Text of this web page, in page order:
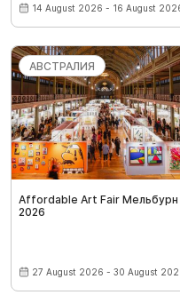
14 August 2026 - 16 August
АВСТРАЛИЯ
Affordable Art Fair Мельбурн
2026
27 August 2026 - 30 August